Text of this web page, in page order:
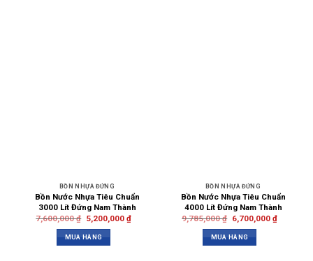
BỒN NHỰA ĐỨNG
Bồn Nước Nhựa Tiêu Chuẩn
3000 Lít Đứng Nam Thành
7,600,000₫ 5,200,000 ₫
MUA HÀNG
BỒN NHỰA ĐỨNG
Bồn Nước Nhựa Tiêu Chuẩn
4000 Lít Đứng Nam Thành
9,785,000₫ 6,700,000 ₫
MUA HÀNG